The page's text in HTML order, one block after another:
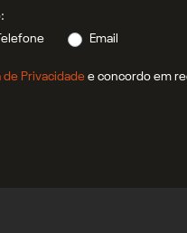
Telefone Email
de Privacidade e concordo em